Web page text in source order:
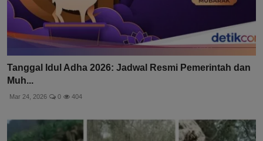
Tanggal Idul Adha 2026: Jadwal Resmi Pemerintah dan
Muh...
Mar 24, 2026 0 404